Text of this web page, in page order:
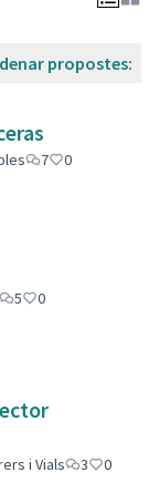
propostes:
7
0
5
0
i Vials 3
0